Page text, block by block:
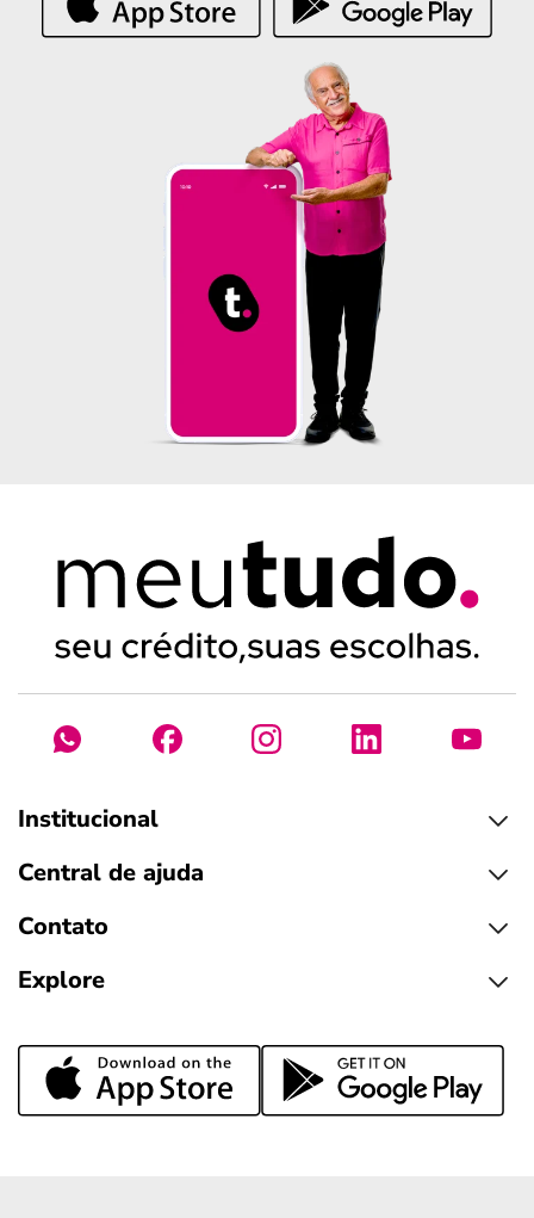
Institucional
Central de ajuda
Contato
Explore